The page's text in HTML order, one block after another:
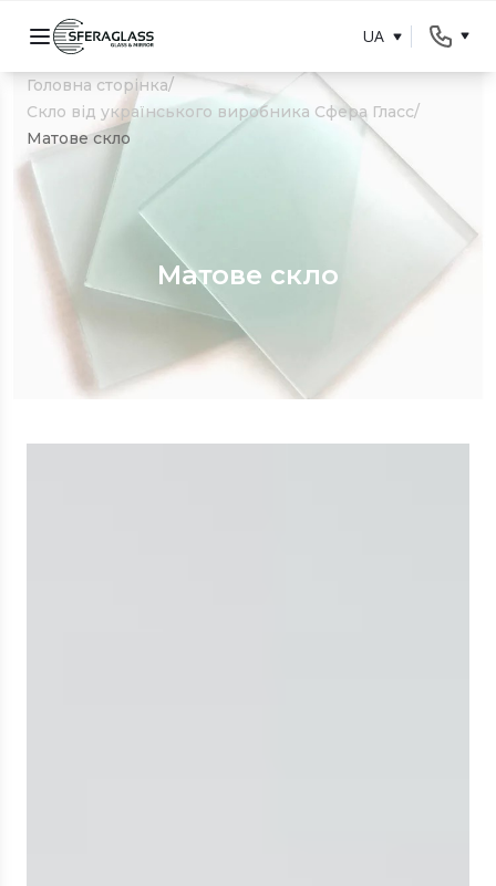
UA
Головна сторінка/
Скло від українського виробника Сфера Гласс/
Матове скло
Матове скло